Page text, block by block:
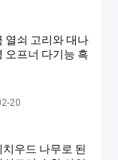
열쇠 고리와 대나
오프너 다기능 흑
20
우드 나무로 된